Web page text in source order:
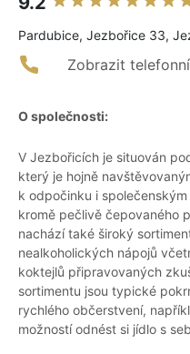
Pardubice, Jezbořice 33,
Zobrazit
O společnosti:
V Jezbořicích je situován
který je hojně
k odpočinku i
kromě pečlivě čepovaného
nachází také široký
nealkoholických nápojů
koktejlů připravovaných
sortimentu jsou typické
rychlého občerstvení,
možností odnést si jídlo s